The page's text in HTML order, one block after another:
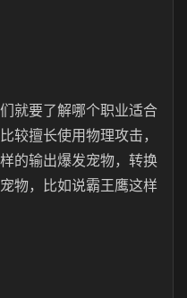
就要了解哪个职业适合
较擅长使用物理攻击，
的输出爆发宠物，转换
物，比如说霸王鹰这样